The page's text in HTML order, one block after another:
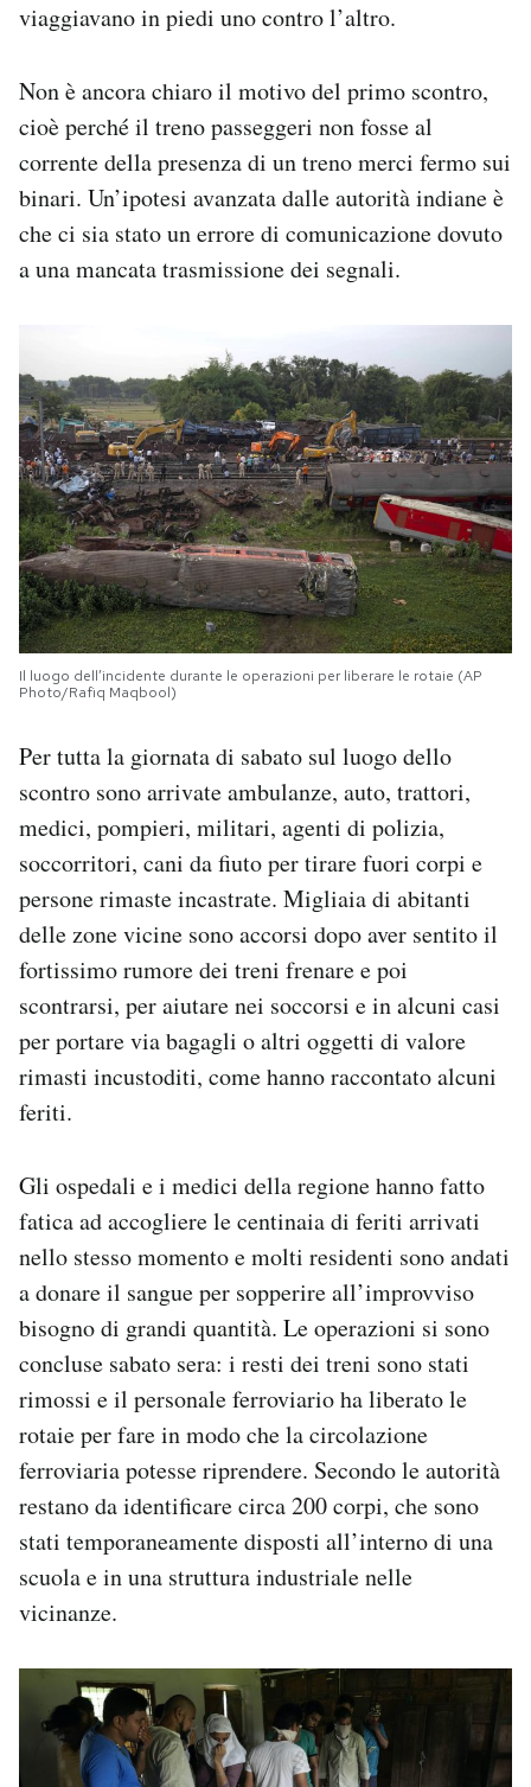
viaggiavano in piedi uno contro l’altro.
Non è ancora chiaro il motivo del primo scontro,
cioè perché il treno passeggeri non fosse al
corrente della presenza di un treno merci fermo sui
binari. Un’ipotesi avanzata dalle autorità indiane è
che ci sia stato un errore di comunicazione dovuto
a una mancata trasmissione dei segnali.
Il luogo dell’incidente durante le operazioni per liberare le rotaie (AP
Photo/Rafiq Maqbool)
Per tutta la giornata di sabato sul luogo dello
scontro sono arrivate ambulanze, auto, trattori,
medici, pompieri, militari, agenti di polizia,
soccorritori, cani da fiuto per tirare fuori corpi e
persone rimaste incastrate. Migliaia di abitanti
delle zone vicine sono accorsi dopo aver sentito il
fortissimo rumore dei treni frenare e poi
scontrarsi, per aiutare nei soccorsi e in alcuni casi
per portare via bagagli o altri oggetti di valore
rimasti incustoditi, come hanno raccontato alcuni
feriti.
Gli ospedali e i medici della regione hanno fatto
fatica ad accogliere le centinaia di feriti arrivati
nello stesso momento e molti residenti sono andati
a donare il sangue per sopperire all’improvviso
bisogno di grandi quantità. Le operazioni si sono
concluse sabato sera: i resti dei treni sono stati
rimossi e il personale ferroviario ha liberato le
rotaie per fare in modo che la circolazione
ferroviaria potesse riprendere. Secondo le autorità
restano da identificare circa 200 corpi, che sono
stati temporaneamente disposti all’interno di una
scuola e in una struttura industriale nelle
vicinanze.